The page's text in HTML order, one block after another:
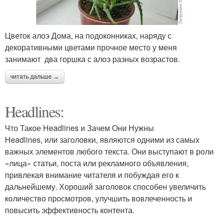
Цветок алоэ Дома, на подоконниках, наряду с
декоративными цветами прочное место у меня
занимают два горшка с алоэ разных возрастов.
читать дальше →
Headlines:
Что Такое Headlines и Зачем Они Нужны
Headlines, или заголовки, являются одними из самых
важных элементов любого текста. Они выступают в роли
«лица» статьи, поста или рекламного объявления,
привлекая внимание читателя и побуждая его к
дальнейшему. Хороший заголовок способен увеличить
количество просмотров, улучшить вовлеченность и
повысить эффективность контента.